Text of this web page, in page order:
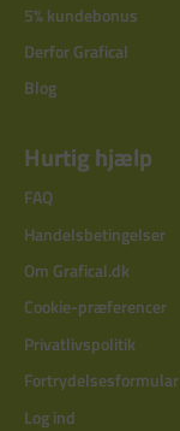
5% kundebonus
Derfor Grafical
Blog
Hurtig hjælp
FAQ
Handelsbetingelser
Om Grafical.dk
Cookie-præferencer
Privatlivspolitik
Fortrydelsesformular
Log ind